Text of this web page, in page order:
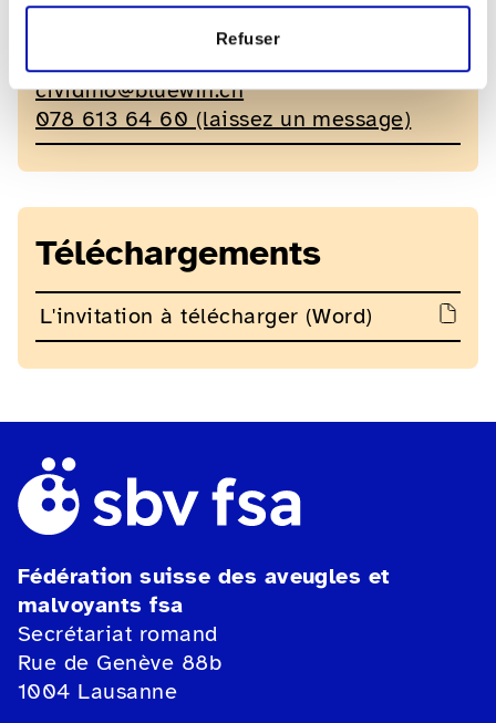
Refuser
Contact pour les questions
cividino@bluewin.ch
078 613 64 60 (laissez un message)
Téléchargements
L'invitation à télécharger (Word)
Fédération suisse des aveugles et
malvoyants fsa
Secrétariat romand
Rue de Genève 88b
1004 Lausanne